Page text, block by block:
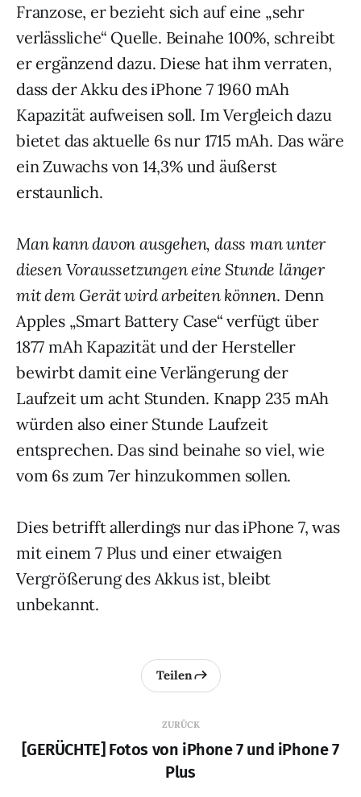
Franzose, er bezieht sich auf eine „sehr
verlässliche“ Quelle. Beinahe 100%, schreibt
er ergänzend dazu. Diese hat ihm verraten,
dass der Akku des iPhone 7 1960 mAh
Kapazität aufweisen soll. Im Vergleich dazu
bietet das aktuelle 6s nur 1715 mAh. Das wäre
ein Zuwachs von 14,3% und äußerst
erstaunlich.
Man kann davon ausgehen, dass man unter
diesen Voraussetzungen eine Stunde länger
mit dem Gerät wird arbeiten können. Denn
Apples „Smart Battery Case“ verfügt über
1877 mAh Kapazität und der Hersteller
bewirbt damit eine Verlängerung der
Laufzeit um acht Stunden. Knapp 235 mAh
würden also einer Stunde Laufzeit
entsprechen. Das sind beinahe so viel, wie
vom 6s zum 7er hinzukommen sollen.
Dies betrifft allerdings nur das iPhone 7, was
mit einem 7 Plus und einer etwaigen
Vergrößerung des Akkus ist, bleibt
unbekannt.
ZURÜCK
[GERÜCHTE] Fotos von iPhone 7 und iPhone 7
Plus
Teilen